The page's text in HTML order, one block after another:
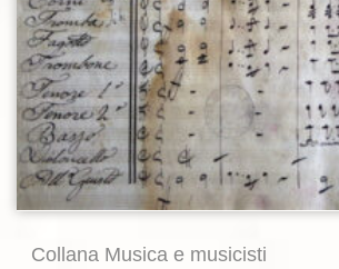
Collana Musica e musicisti